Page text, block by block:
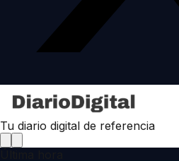
Tu diario digital de referencia